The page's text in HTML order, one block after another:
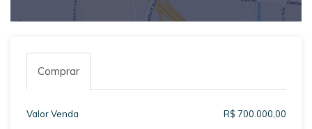
Comprar
Valor Venda R$ 700.000,00